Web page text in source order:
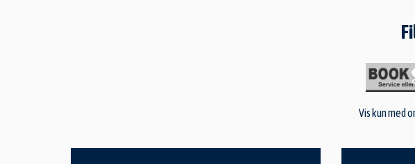
Vis kun med